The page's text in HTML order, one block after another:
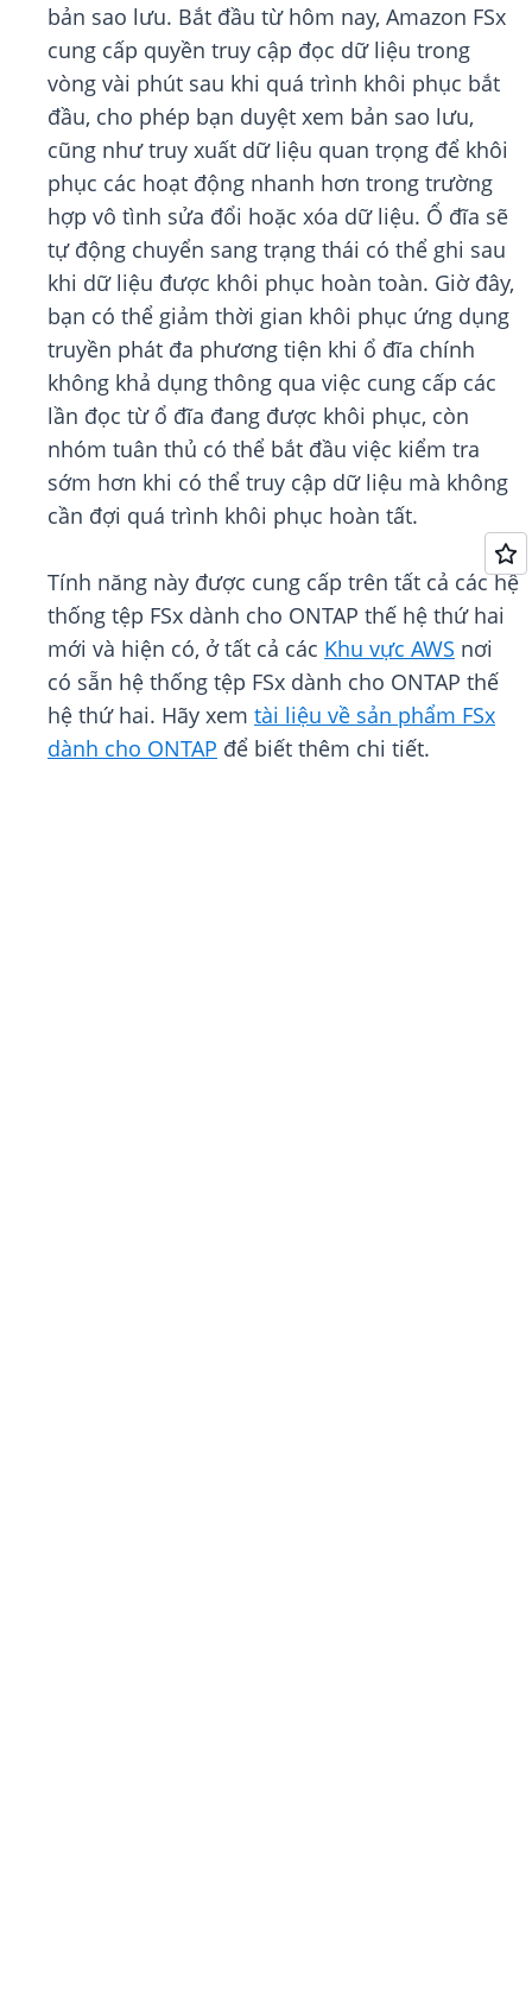
bản sao lưu. Bắt đầu từ hôm nay, Amazon FSx
cung cấp quyền truy cập đọc dữ liệu trong
vòng vài phút sau khi quá trình khôi phục bắt
đầu, cho phép bạn duyệt xem bản sao lưu,
cũng như truy xuất dữ liệu quan trọng để khôi
phục các hoạt động nhanh hơn trong trường
hợp vô tình sửa đổi hoặc xóa dữ liệu. Ổ đĩa sẽ
tự động chuyển sang trạng thái có thể ghi sau
khi dữ liệu được khôi phục hoàn toàn. Giờ đây,
bạn có thể giảm thời gian khôi phục ứng dụng
truyền phát đa phương tiện khi ổ đĩa chính
không khả dụng thông qua việc cung cấp các
lần đọc từ ổ đĩa đang được khôi phục, còn
nhóm tuân thủ có thể bắt đầu việc kiểm tra
sớm hơn khi có thể truy cập dữ liệu mà không
cần đợi quá trình khôi phục hoàn tất.
Tính năng này được cung cấp trên tất cả các hệ
thống tệp FSx dành cho ONTAP thế hệ thứ hai
mới và hiện có, ở tất cả các Khu vực AWS nơi
có sẵn hệ thống tệp FSx dành cho ONTAP thế
hệ thứ hai. Hãy xem tài liệu về sản phẩm FSx
dành cho ONTAP để biết thêm chi tiết.